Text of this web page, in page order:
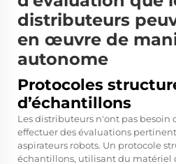
distributeurs
en œuvre de
autonome
Protocoles
d’échantillons
Les distributeurs n'ont pas besoin
effectuer des évaluations
aspirateurs robots. Un protocole
échantillons, utilisant du matériel